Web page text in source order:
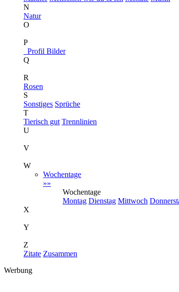
N
Natur
O
P
Profil Bilder
Q
R
Rosen
S
Sonstiges Sprüche
T
Tierisch gut Trennlinien
U
V
W
Wochentage
»»
Wochentage
Montag Dienstag Mittwoch
X
Y
Z
Zitate Zusammen
Werbung